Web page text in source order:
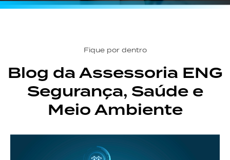
Fique por dentro
Blog da Assessoria ENG
Segurança, Saúde e
Meio Ambiente